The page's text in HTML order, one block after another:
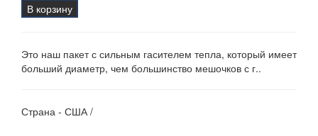
В корзину
Это наш пакет с сильным гасителем тепла, который имеет
больший диаметр, чем большинство мешочков с г..
Страна - США /